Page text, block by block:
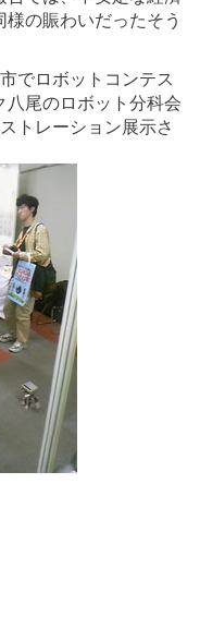
の賑わいだったそう
でロボットコンテス
八尾のロボット分科会
トレーション展示さ